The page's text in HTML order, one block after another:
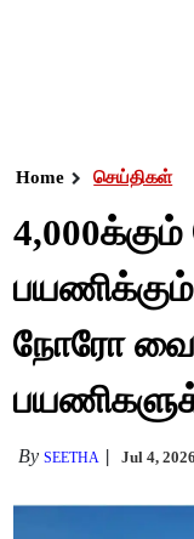
Home செய்திகள்
பயணிக்கும்
நோரோ
BySEETHA Jul 4,